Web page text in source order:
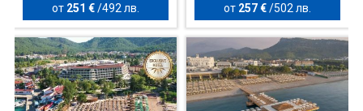
от 251 € /492 лв. от 257 €/ 502 лв.